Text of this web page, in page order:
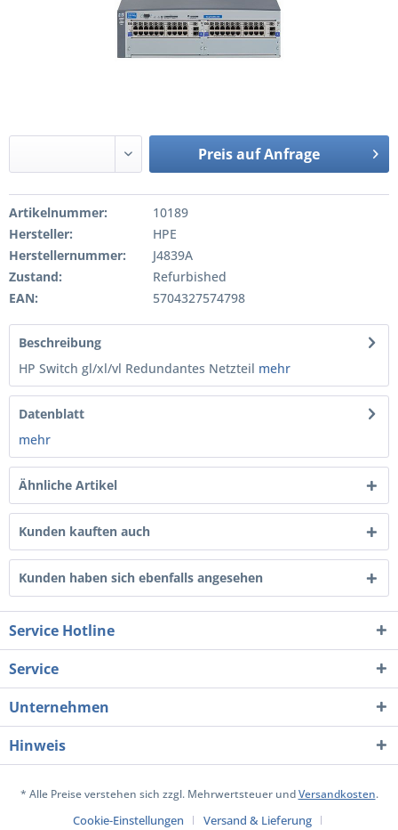
Preis auf Anfrage
Artikelnummer:
10189
Hersteller:
HPE
Herstellernummer:
J4839A
Zustand:
Refurbished
EAN:
5704327574798
Beschreibung
HP Switch gl/xl/vl Redundantes Netzteil mehr
Datenblatt
mehr
Ähnliche Artikel
Kunden kauften auch
Kunden haben sich ebenfalls angesehen
Service Hotline
Service
Unternehmen
Hinweis
* Alle Preise verstehen sich zzgl. Mehrwertsteuer undVersandkosten.
Cookie-Einstellungen Versand & Lieferung